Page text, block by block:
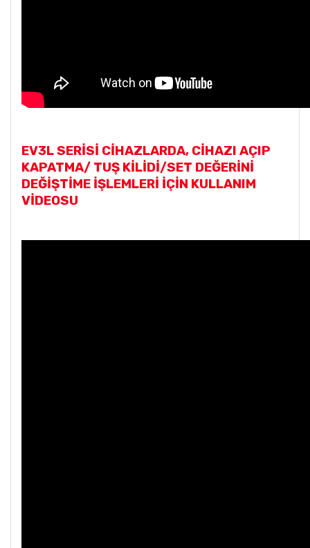
EV3L SERİSİ CİHAZLARDA, CİHAZI AÇIP
KAPATMA/ TUŞ KİLİDİ/SET DEĞERİNİ
DEĞİŞTİME İŞLEMLERİ İÇİN KULLANIM
VİDEOSU